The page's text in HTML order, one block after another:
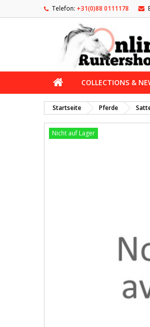
Telefon: +31(0)88 0111178
COLLECTIONS &
Startseite Pferde
Nicht auf Lager